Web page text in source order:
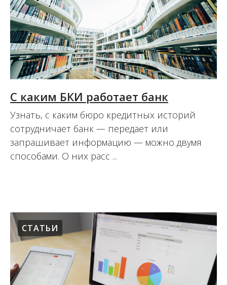
С каким БКИ работает банк
Узнать, с каким бюро кредитных историй
сотрудничает банк — передает или
запрашивает информацию — можно двумя
способами. О них расс ...
СТАТЬИ